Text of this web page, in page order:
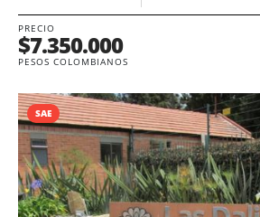
PRECIO
$7.350.000
PESOS COLOMBIANOS
SAE